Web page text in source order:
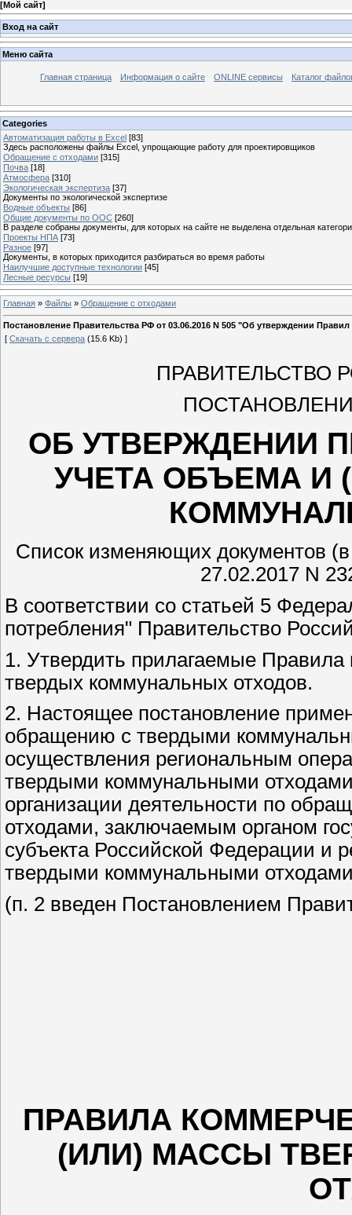
[Мой сайт]
Вход на сайт
Меню сайта
Главная страница Информация о сайте ONLINE сервисы Каталог
Categories
Автоматизация работы в Excel [83]
Здесь расположены файлы Excel, упрощающие работу для проектировщиков
Обращение с отходами [315]
Почва [18]
Атмосфера [310]
Экологическая экспертиза [37]
Документы по экологической экспертизе
Водные объекты [86]
Общие документы по ООС [260]
В разделе собраны документы, для которых на сайте не выделена отдельная
Проекты НПА [73]
Разное [97]
Документы, в которых приходится разбираться во время работы
Наилучшие доступные технологии [45]
Лесные ресурсы [19]
Главная » Файлы » Обращение с отходами
Постановление Правительства РФ от 03.06.2016 N 505 "Об утверждении
[ Скачать с сервера (15.6 Kb) ]
ПРАВИТЕЛЬСТВО
ПОСТАНОВЛЕНИЕ
ОБ УТВЕРЖДЕНИИ
УЧЕТА ОБЪЕМА И
Список изменяющих документов
27.02.2017 N
В соответствии со статьей 5
потребления" Правительство
1. Утвердить прилагаемые
твердых коммунальных отходов.
2. Настоящее постановление
обращению с твердыми
осуществления региональным
твердыми коммунальными
организации деятельности по
отходами, заключаемым органом
субъекта Российской Федерации и
твердыми коммунальными
(п. 2 введен Постановлением
ПРАВИЛА
(ИЛИ) МАССЫ